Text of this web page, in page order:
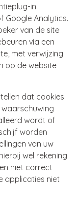
in.
Google Analytics.
van de site
via een
met verwijzing
op de website
dat cookies
wordt of
worden
van uw
wel rekening
niet correct
applicaties niet